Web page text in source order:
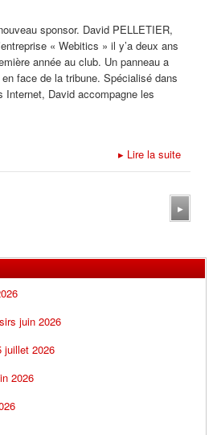
sponsor. David PELLETIER,
« Webitics » il y’a deux ans
année au club. Un panneau a
face de la tribune. Spécialisé dans
Internet, David accompagne les
▸ Lire la suite
▸
juin 2026
juillet 2026
2026